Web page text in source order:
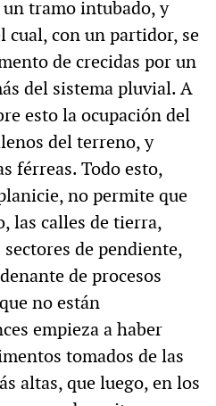
tramo intubado, y
cual, con un partidor, se
de crecidas por un
del sistema pluvial. A
esto la ocupación del
del terreno, y
férreas. Todo esto,
no permite que
las calles de tierra,
de pendiente,
de procesos
no están
empieza a haber
tomados de las
altas, que luego, en los